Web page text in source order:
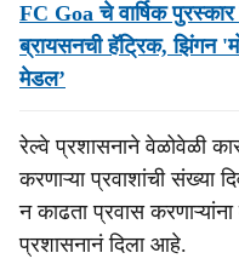
FC Goa चे वार्षिक
ब्रायसनची हॅट्रिक, झिंगन
मेडल’
रेल्वे प्रशासनाने वेळोवेळी
करणाऱ्या प्रवाशांची संख्या
न काढता प्रवास
प्रशासनानं दिला आहे.